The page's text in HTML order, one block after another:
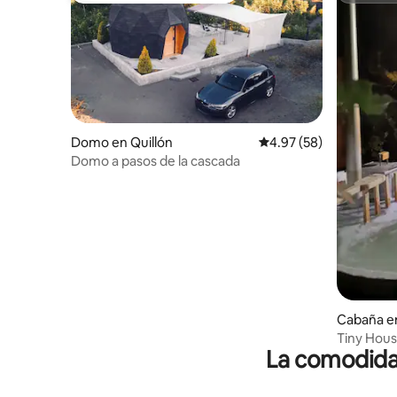
Domo en Quillón Calificación
4.97 (58)
Domo a pasos de la cascada
Cabaña
Tiny
en Quillón
La